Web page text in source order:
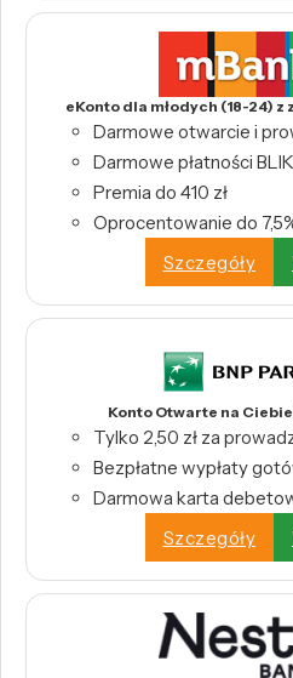
eKonto dla młodych (18-24) z
Darmowe otwarcie i
Darmowe płatności
Premia do 410 zł
Oprocentowanie do
Szczegóły
Konto Otwarte na Ciebie
Tylko 2,50 zł za
Bezpłatne wypłaty
Darmowa karta
Szczegóły